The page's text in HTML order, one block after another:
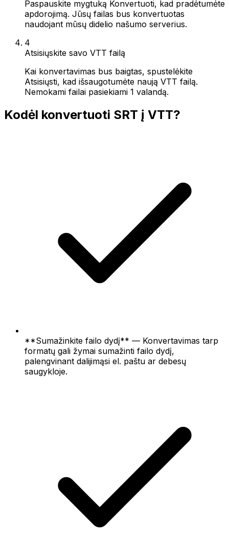
Paspauskite mygtuką Konvertuoti, kad pradėtumėte
apdorojimą. Jūsų failas bus konvertuotas
naudojant mūsų didelio našumo serverius.
4
Atsisiųskite savo VTT failą
Kai konvertavimas bus baigtas, spustelėkite
Atsisiųsti, kad išsaugotumėte naują VTT failą.
Nemokami failai pasiekiami 1 valandą.
Kodėl konvertuoti SRT į VTT?
**Sumažinkite failo dydį** — Konvertavimas tarp
formatų gali žymai sumažinti failo dydį,
palengvinant dalijimąsi el. paštu ar debesų
saugykloje.